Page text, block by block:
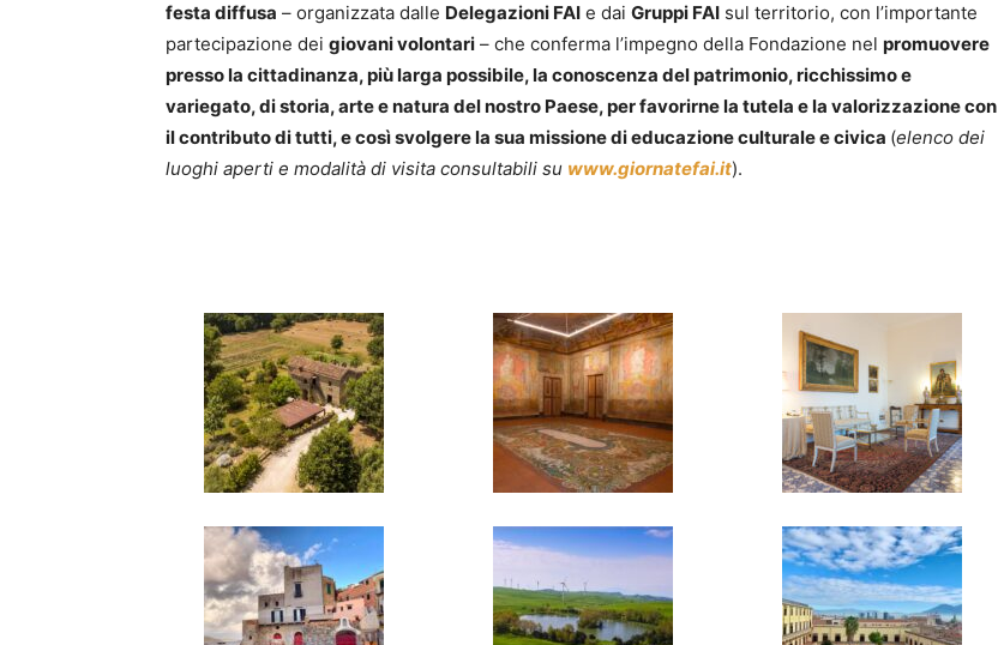
festa diffusa – organizzata dalle Delegazioni FAI e dai Gruppi FAI sul territorio, con l’importante
partecipazione dei giovani volontari – che conferma l’impegno della Fondazione nel promuovere
presso la cittadinanza, più larga possibile, la conoscenza del patrimonio, ricchissimo e
variegato, di storia, arte e natura del nostro Paese, per favorirne la tutela e la valorizzazione con
il contributo di tutti, e così svolgere la sua missione di educazione culturale e civica (elenco dei
luoghi aperti e modalità di visita consultabili su www.giornatefai.it).